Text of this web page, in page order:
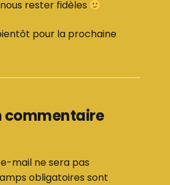
rester fidèles
pour la prochaine
commentaire
mail ne sera pas
obligatoires sont